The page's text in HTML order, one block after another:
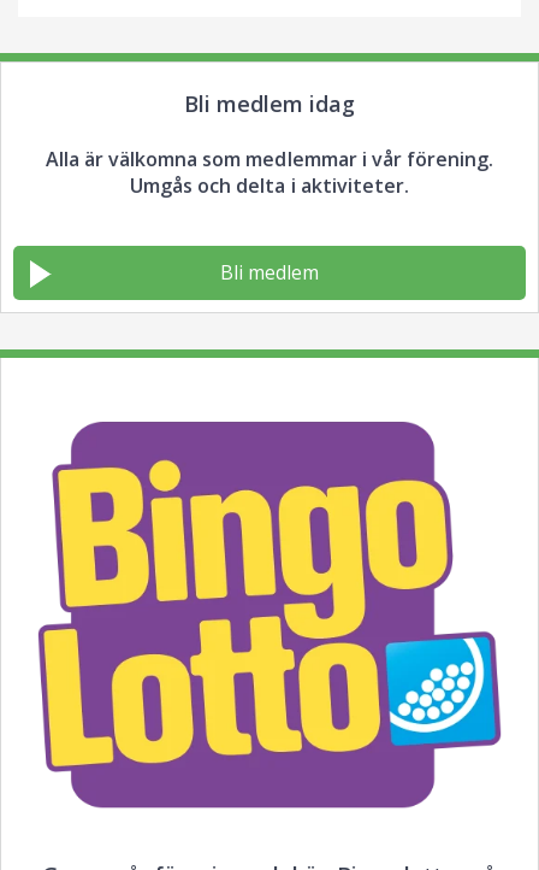
Bli medlem idag
Alla är välkomna som medlemmar i vår förening.
Umgås och delta i aktiviteter.
Bli medlem